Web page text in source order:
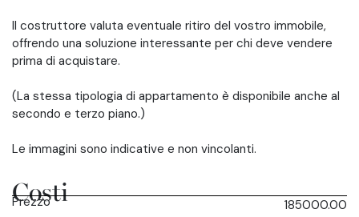
Il costruttore valuta eventuale ritiro del vostro immobile,
offrendo una soluzione interessante per chi deve vendere
prima di acquistare.
(La stessa tipologia di appartamento è disponibile anche al
secondo e terzo piano.)
Le immagini sono indicative e non vincolanti.
Costi
Prezzo 185000.00